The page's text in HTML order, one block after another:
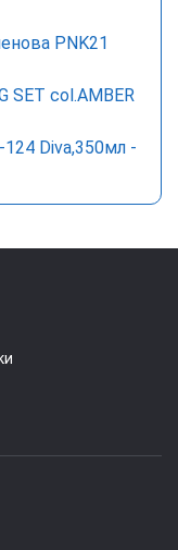
PNK21
SET col.AMBER
Diva,350мл -